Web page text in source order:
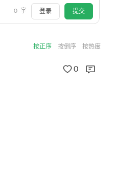
0 字 登录 提交
按正序 按倒序 按热度
0